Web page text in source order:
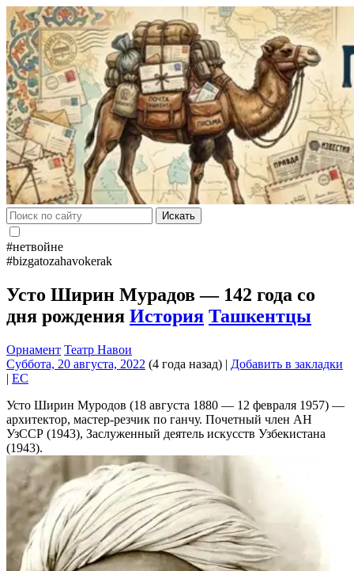
Искать
#нетвойне
#bizgatozahavokerak
Усто Ширин Мурадов — 142 года со
дня рождения История Ташкентцы
Орнамент Театр Навои
Суббота, 20 августа, 2022 (4 года назад) | Добавить в закладки
| EC
Усто Ширин Муродов (18 августа 1880 — 12 февраля 1957) —
архитектор, мастер-резчик по ганчу. Почетный член АН
УзССР (1943), Заслуженный деятель искусств Узбекистана
(1943).